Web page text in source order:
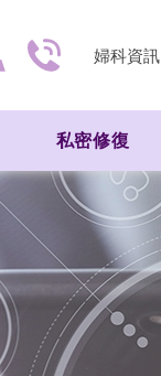
婦科資訊
私密修復